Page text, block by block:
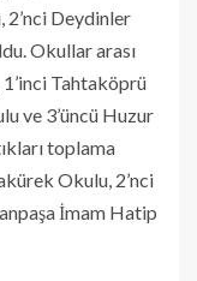
2’nci Deydinler
Okullar arası
Tahtaköprü
ve 3’üncü Huzur
toplama
Okulu, 2’nci
İmam Hatip